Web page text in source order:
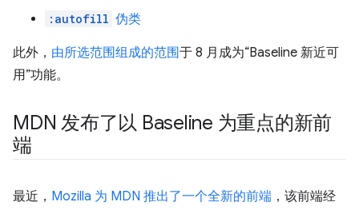
:autofill 伪类
此外， 由所选范围组成的范围于 8 月成为“Baseline 新近可
用”功能。
MDN 发布了以 Baseline 为重点的新前
端
最近， Mozilla 为 MDN 推出了一个全新的前端 ，该前端经